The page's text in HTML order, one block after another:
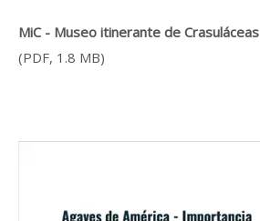
MiC - Museo itinerante de Crasuláceas
(PDF, 1.8 MB)